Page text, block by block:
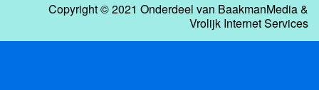
Copyright © 2021 Onderdeel van BaakmanMedia&
Vrolijk Internet Services